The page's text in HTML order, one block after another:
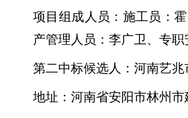
项目组成人员：施工员：
产管理人员：李广卫、专
第二中标候选人：河南艺
地址：河南省安阳市林州